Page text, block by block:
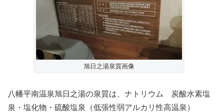
旭日之湯泉質画像
八幡平南温泉旭日之湯の泉質は、ナトリウム 炭酸水素塩
泉・塩化物・硫酸塩泉（低張性弱アルカリ性高温泉）